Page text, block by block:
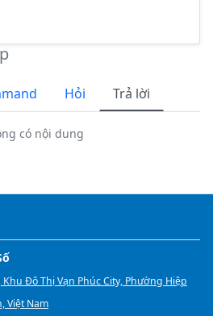
Hỏi Trả lời
có nội dung
Đô Thị Vạn Phúc City, Phường Hiệp
Việt Nam